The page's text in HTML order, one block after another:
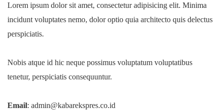
Lorem ipsum dolor sit amet, consectetur adipisicing elit. Minima
incidunt voluptates nemo, dolor optio quia architecto quis delectus
perspiciatis.
Nobis atque id hic neque possimus voluptatum voluptatibus
tenetur, perspiciatis consequuntur.
Email: admin@kabarekspres.co.id